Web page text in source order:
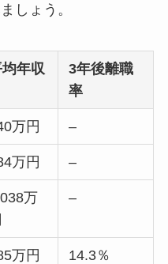
しょう。
年収
3年後離職
率
万円 –
万円 –
万
–
万円 14.3％